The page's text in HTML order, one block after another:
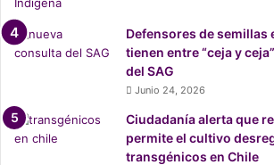
Defensores de semillas
tienen entre “ceja y
del SAG
Junio 24, 2026
Ciudadanía alerta que
permite el cultivo
transgénicos en Chile